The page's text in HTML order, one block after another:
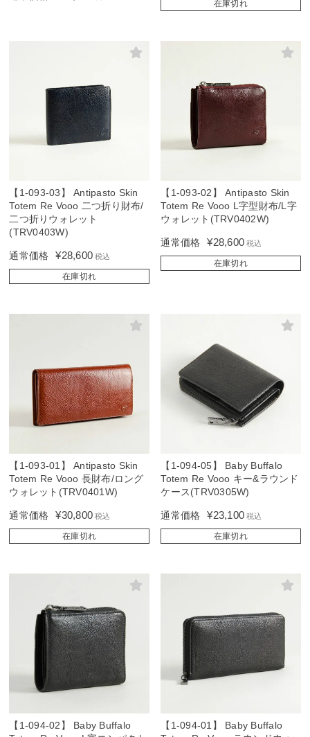
在庫切れ
【1-093-03】 Antipasto Skin
Totem Re Vooo 二つ折り財布/
二つ折りウォレット
(TRV0403W)
通常価格 ¥28,600 税込
在庫切れ
【1-093-02】 Antipasto Skin
Totem Re Vooo L字型財布/L字
ウォレット(TRV0402W)
通常価格 ¥28,600 税込
在庫切れ
【1-093-01】 Antipasto Skin
Totem Re Vooo 長財布/ロング
ウォレット(TRV0401W)
通常価格 ¥30,800 税込
在庫切れ
【1-094-05】 Baby Buffalo
Totem Re Vooo キー&ラウンド
ケース(TRV0305W)
通常価格 ¥23,100 税込
在庫切れ
【1-094-02】 Baby Buffalo
【1-094-01】 Baby Buffalo